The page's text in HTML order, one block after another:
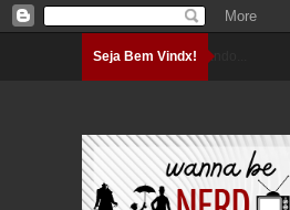
Seja Bem Vindx!Carregando...